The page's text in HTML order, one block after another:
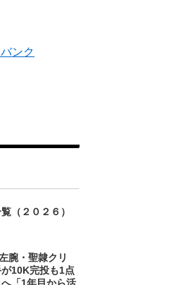
ンク
（２０２６）
腕・聖隷クリ
10K完投も1点